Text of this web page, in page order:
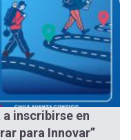
inscribirse en
para Innovar”